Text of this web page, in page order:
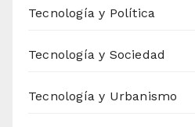
Tecnología y Política
Tecnología y Sociedad
Tecnología y Urbanismo